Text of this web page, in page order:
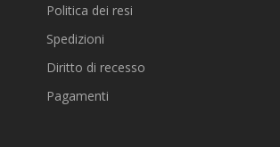
Politica dei resi
Spedizioni
Diritto di recesso
Pagamenti